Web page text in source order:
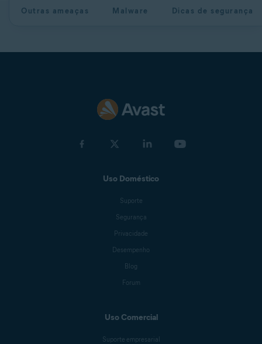
Outras ameaças Malware Dicas de segurança
Uso Doméstico
Suporte
Segurança
Privacidade
Desempenho
Blog
Forum
Uso Comercial
Suporte empresarial